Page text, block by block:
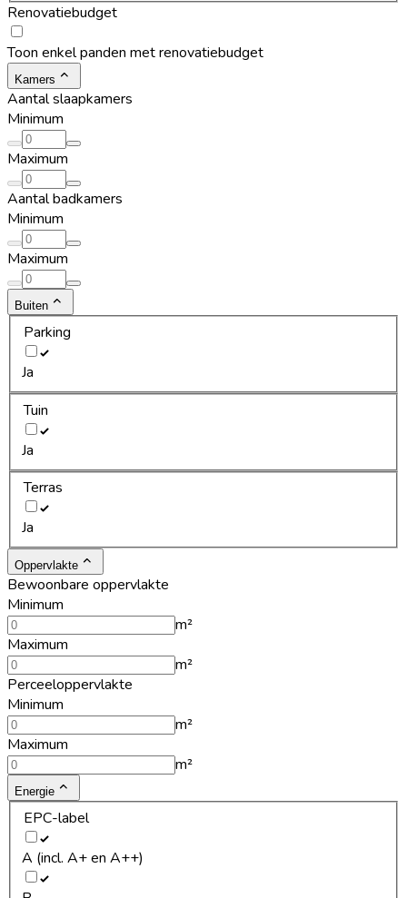
Renovatiebudget
Toon enkel panden met renovatiebudget
Kamers
Aantal slaapkamers
Minimum
Maximum
Aantal badkamers
Minimum
Maximum
Buiten
Parking
Ja
Tuin
Ja
Terras
Ja
Oppervlakte
Bewoonbare oppervlakte
Minimum
m²
Maximum
m²
Perceeloppervlakte
Minimum
m²
Maximum
m²
Energie
EPC-label
A (incl. A+ en A++)